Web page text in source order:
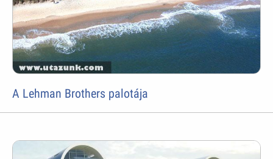
A Lehman Brothers palotája